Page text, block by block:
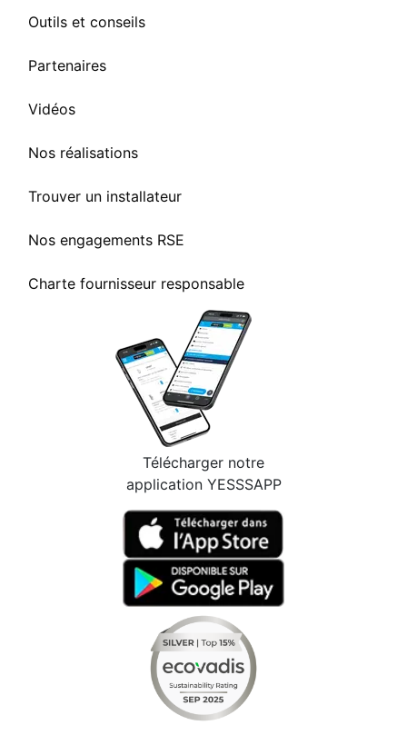
Outils et conseils
Partenaires
Vidéos
Nos réalisations
Trouver un installateur
Nos engagements RSE
Charte fournisseur responsable
Télécharger notre
application YESSSAPP